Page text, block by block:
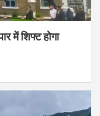
में शिफ्ट होगा